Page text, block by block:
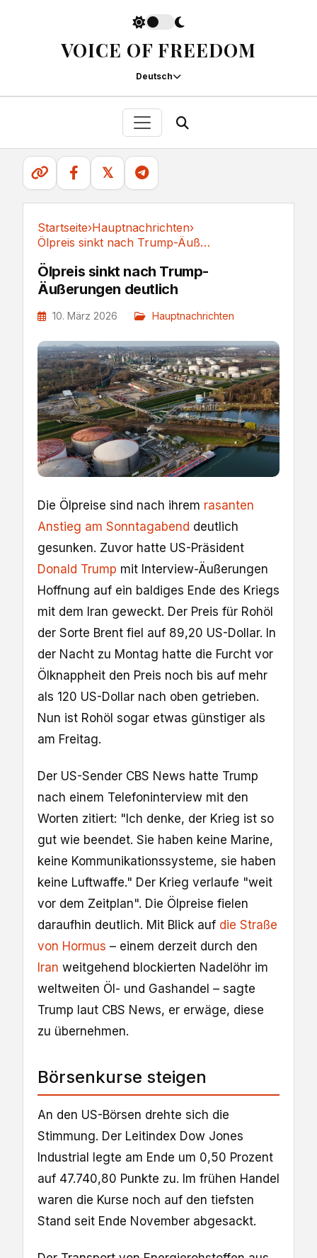
VOICE OF FREEDOM
Deutsch
𝕏
Startseite›Hauptnachrichten›
Ölpreis sinkt nach Trump-Äußerungen deutlich
Ölpreis sinkt nach Trump-
Äußerungen deutlich
10. März 2026 Hauptnachrichten
Die Ölpreise sind nach ihrem rasanten
Anstieg am Sonntagabend deutlich
gesunken. Zuvor hatte US-Präsident
Donald Trump mit Interview-Äußerungen
Hoffnung auf ein baldiges Ende des Kriegs
mit dem Iran geweckt. Der Preis für Rohöl
der Sorte Brent fiel auf 89,20 US-Dollar. In
der Nacht zu Montag hatte die Furcht vor
Ölknappheit den Preis noch bis auf mehr
als 120 US-Dollar nach oben getrieben.
Nun ist Rohöl sogar etwas günstiger als
am Freitag.
Der US-Sender CBS News hatte Trump
nach einem Telefoninterview mit den
Worten zitiert: "Ich denke, der Krieg ist so
gut wie beendet. Sie haben keine Marine,
keine Kommunikationssysteme, sie haben
keine Luftwaffe." Der Krieg verlaufe "weit
vor dem Zeitplan". Die Ölpreise fielen
daraufhin deutlich. Mit Blick auf die Straße
von Hormus – einem derzeit durch den
Iran weitgehend blockierten Nadelöhr im
weltweiten Öl- und Gashandel – sagte
Trump laut CBS News, er erwäge, diese
zu übernehmen.
Börsenkurse steigen
An den US-Börsen drehte sich die
Stimmung. Der Leitindex Dow Jones
Industrial legte am Ende um 0,50 Prozent
auf 47.740,80 Punkte zu. Im frühen Handel
waren die Kurse noch auf den tiefsten
Stand seit Ende November abgesackt.